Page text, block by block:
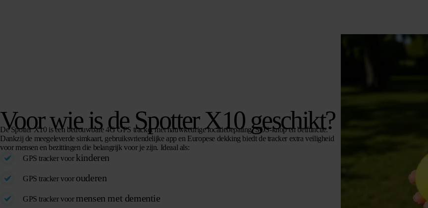
Voor wie is de Spotter X10 geschikt?
De Spotter X10 is een betrouwbare 4G GPS tracker met nauwkeurige locatiebepaling, SOS-knop en belfunctie.
Dankzij de meegeleverde simkaart, gebruiksvriendelijke app en Europese dekking biedt de tracker extra veiligheid
voor mensen en bezittingen die belangrijk voor je zijn. Ideaal als:
GPS tracker voor kinderen
GPS tracker voor ouderen
GPS tracker voor mensen met dementie